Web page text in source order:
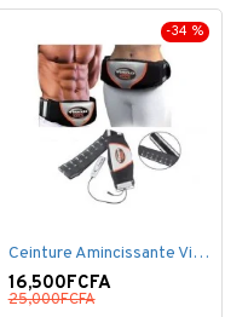
-34 %
Ceinture Amincissante Vibro - Noir
16,500FCFA
25,000FCFA